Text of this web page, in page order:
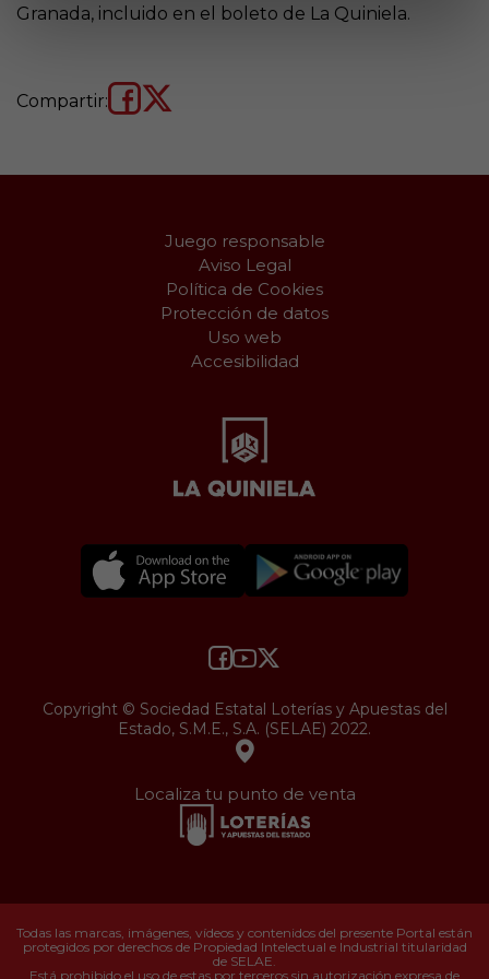
Granada, incluido en el boleto de La Quiniela.
Compartir:
Juego responsable
Aviso Legal
Política de Cookies
Protección de datos
Uso web
Accesibilidad
Copyright © Sociedad Estatal Loterías y Apuestas del
Estado, S.M.E., S.A. (SELAE) 2022.
Localiza tu punto de venta
Todas las marcas, imágenes, vídeos y contenidos del presente Portal están
protegidos por derechos de Propiedad Intelectual e Industrial titularidad
de SELAE.
Está prohibido el uso de estas por terceros sin autorización expresa de